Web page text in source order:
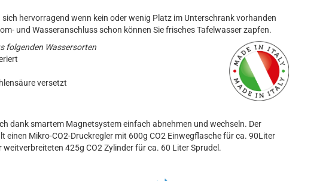
sich hervorragend wenn kein oder wenig Platz im Unterschrank vorhanden
und Wasseranschluss schon können Sie frisches Tafelwasser zapfen.
folgenden Wassersorten
versetzt
dank smartem Magnetsystem einfach abnehmen und wechseln. Der
einen Mikro-CO2-Druckregler mit 600g CO2 Einwegflasche für ca. 90Liter
weitverbreiteten 425g CO2 Zylinder für ca. 60 Liter Sprudel.